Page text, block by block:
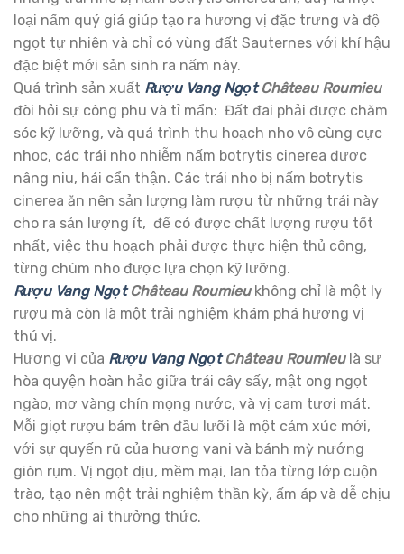
loại nấm quý giá giúp tạo ra hương vị đặc trưng và độ
ngọt tự nhiên và chỉ có vùng đất Sauternes với khí hậu
đặc biệt mới sản sinh ra nấm này.
Quá trình sản xuất Rượu Vang NgọtChâteau Roumieu
đòi hỏi sự công phu và tỉ mẩn: Đất đai phải được chăm
sóc kỹ lưỡng, và quá trình thu hoạch nho vô cùng cực
nhọc, các trái nho nhiễm nấm botrytis cinerea được
nâng niu, hái cẩn thận. Các trái nho bị nấm botrytis
cinerea ăn nên sản lượng làm rượu từ những trái này
cho ra sản lượng ít, để có được chất lượng rượu tốt
nhất, việc thu hoạch phải được thực hiện thủ công,
từng chùm nho được lựa chọn kỹ lưỡng.
Rượu Vang NgọtChâteau Roumieukhông chỉ là một ly
rượu mà còn là một trải nghiệm khám phá hương vị
thú vị.
Hương vị của Rượu Vang NgọtChâteau Roumieu là sự
hòa quyện hoàn hảo giữa trái cây sấy, mật ong ngọt
ngào, mơ vàng chín mọng nước, và vị cam tươi mát.
Mỗi giọt rượu bám trên đầu lưỡi là một cảm xúc mới,
với sự quyến rũ của hương vani và bánh mỳ nướng
giòn rụm. Vị ngọt dịu, mềm mại, lan tỏa từng lớp cuộn
trào, tạo nên một trải nghiệm thần kỳ, ấm áp và dễ chịu
cho những ai thưởng thức.